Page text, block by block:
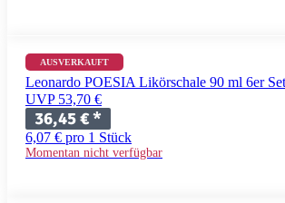
AUSVERKAUFT
Leonardo POESIA Likörschale 90 ml 6er Set
UVP 53,70 €
36,45 €*
6,07 € pro 1 Stück
Momentan nicht verfügbar